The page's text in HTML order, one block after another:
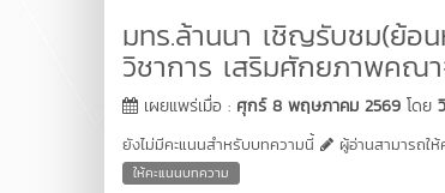
มทร.ล้านนา เชิญรับชม(ย้อ
วิชาการ เสริมศักยภาพคณ
เผยแพร่เมื่อ : ศุกร์ 8 พฤษภาคม 2569 โดย
ยังไม่มีคะแนนสำหรับบทความนี้
ผู้อ่านสามารถใ
ให้คะแนนบทความ